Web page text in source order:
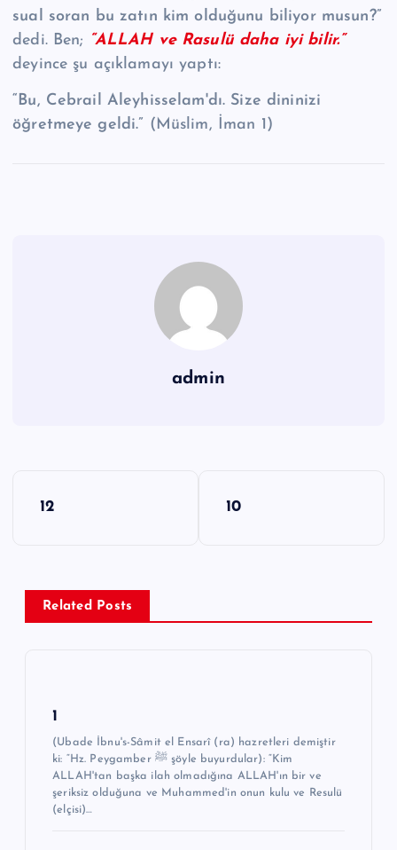
sual soran bu zatın kim olduğunu biliyor musun?”
dedi. Ben; “ALLAH ve Rasulü daha iyi bilir.”
deyince şu açıklamayı yaptı:
“Bu, Cebrail Aleyhisselam'dı. Size dininizi
öğretmeye geldi.” (Müslim, İman 1)
admin
e
12 10
Related Posts
1
(Ubade İbnu's-Sâmit el Ensarî (ra) hazretleri demiştir
ki: “Hz. Peygamber ﷺ şöyle buyurdular): “Kim
ALLAH'tan başka ilah olmadığına ALLAH'ın bir ve
şeriksiz olduğuna ve Muhammed'in onun kulu ve Resulü
(elçisi)…